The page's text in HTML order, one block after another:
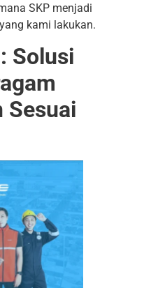
SKP menjadi
kami lakukan.
Solusi
Sesuai